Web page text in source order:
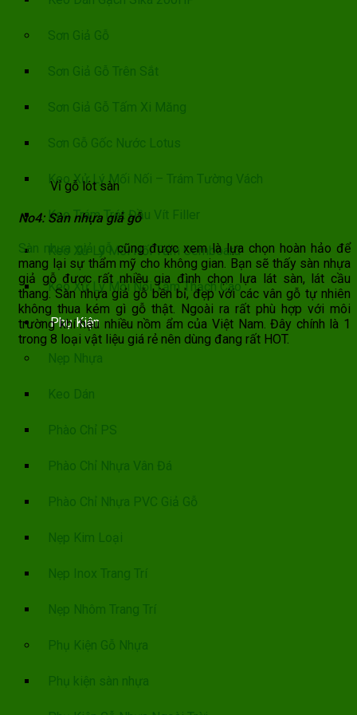
Sơn Giả Gỗ
Sơn Giả Gỗ Trên Sắt
Sơn Giả Gỗ Tấm Xi Măng
Sơn Gỗ Gốc Nước Lotus
Keo Xử Lý Mối Nối – Trám Tường Vách
Keo Trám Trét Đầu Vít Filler
Keo Xử Lý Mối Nối Tấm Cemboard
Keo Xử Lý Mối Nối Tấm Thạch Cao
Phụ Kiện
Nẹp Nhựa
Keo Dán
Phào Chỉ PS
Phào Chỉ Nhựa Vân Đá
Phào Chỉ Nhựa PVC Giả Gỗ
Nẹp Kim Loại
Nẹp Inox Trang Trí
Nẹp Nhôm Trang Trí
Phụ Kiện Gỗ Nhựa
Phụ kiện sàn nhựa
Vỉ gỗ lót sàn
No4: Sàn nhựa giả gỗ
Sàn nhựa giả gỗcũng được xem là lựa chọn hoàn hảo để
mang lại sự thẩm mỹ cho không gian. Bạn sẽ thấy sàn nhựa
giả gỗ được rất nhiều gia đình chọn lựa lát sàn, lát cầu
thang. Sàn nhựa giả gỗ bền bỉ, đẹp với các vân gỗ tự nhiên
không thua kém gì gỗ thật. Ngoài ra rất phù hợp với môi
trường khí hậu nhiều nồm ẩm của Việt Nam. Đây chính là 1
trong 8 loại vật liệu giá rẻ nên dùng đang rất HOT.